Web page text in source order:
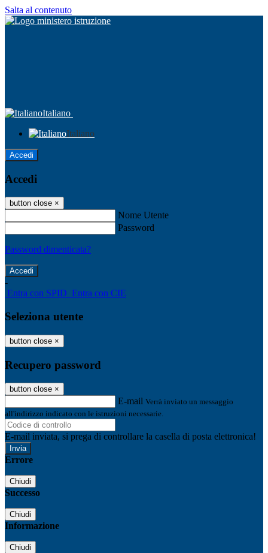
Salta al contenuto
Italiano
Italiano
Accedi
Accedi
button close ×
Nome Utente
Password
Password dimenticata?
-
Entra con SPID Entra con CIE
Seleziona utente
button close ×
Recupero password
button close ×
E-mail Verrà inviato un messaggio
all'indirizzo indicato con le istruzioni necessarie.
E-mail inviata, si prega di controllare la casella di posta elettronica!
Errore
Chiudi
Successo
Chiudi
Informazione
Chiudi